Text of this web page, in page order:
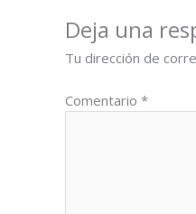
Deja una
Tu dirección de
Comentario *